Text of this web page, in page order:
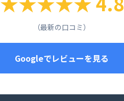
（最新の口コミ）
Googleでレビューを見る